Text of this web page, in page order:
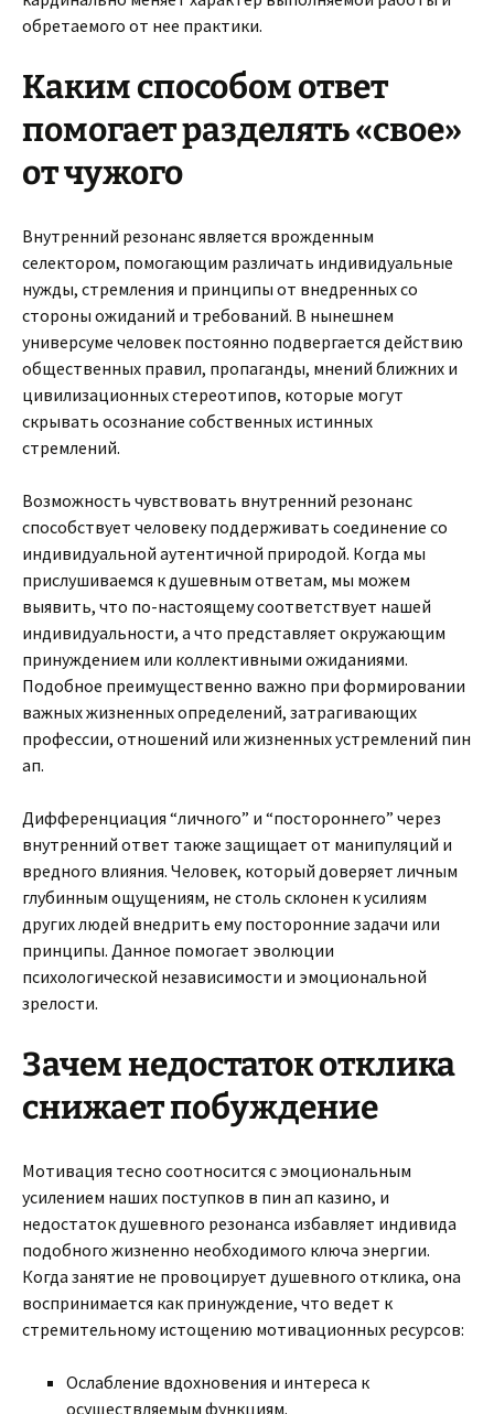
обретаемого от нее практики.
Каким способом ответ
помогает разделять «свое»
от чужого
Внутренний резонанс является врожденным
селектором, помогающим различать индивидуальные
нужды, стремления и принципы от внедренных со
стороны ожиданий и требований. В нынешнем
универсуме человек постоянно подвергается действию
общественных правил, пропаганды, мнений ближних и
цивилизационных стереотипов, которые могут
скрывать осознание собственных истинных
стремлений.
Возможность чувствовать внутренний резонанс
способствует человеку поддерживать соединение со
индивидуальной аутентичной природой. Когда мы
прислушиваемся к душевным ответам, мы можем
выявить, что по-настоящему соответствует нашей
индивидуальности, а что представляет окружающим
принуждением или коллективными ожиданиями.
Подобное преимущественно важно при формировании
важных жизненных определений, затрагивающих
профессии, отношений или жизненных устремлений пин
ап.
Дифференциация “личного” и “постороннего” через
внутренний ответ также защищает от манипуляций и
вредного влияния. Человек, который доверяет личным
глубинным ощущениям, не столь склонен к усилиям
других людей внедрить ему посторонние задачи или
принципы. Данное помогает эволюции
психологической независимости и эмоциональной
зрелости.
Зачем недостаток отклика
снижает побуждение
Мотивация тесно соотносится с эмоциональным
усилением наших поступков в пин ап казино, и
недостаток душевного резонанса избавляет индивида
подобного жизненно необходимого ключа энергии.
Когда занятие не провоцирует душевного отклика, она
воспринимается как принуждение, что ведет к
стремительному истощению мотивационных ресурсов:
Ослабление вдохновения и интереса к
осуществляемым функциям.